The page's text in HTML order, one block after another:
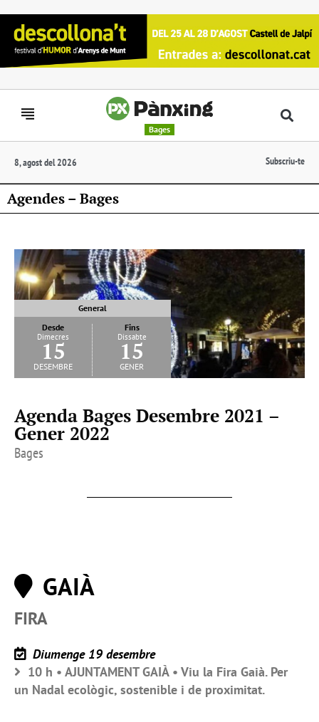
Bages
8, agost del 2026 Subscriu-te
Agendes – Bages
General
Desde
Dimecres
15
desembre
Fins
Dissabte
15
gener
Agenda Bages Desembre 2021 –
Gener 2022
Bages
GAIÀ
FIRA
Diumenge 19 desembre
10 h • AJUNTAMENT GAIÀ • Viu la Fira Gaià. Per
un Nadal ecològic, sostenible i de proximitat.